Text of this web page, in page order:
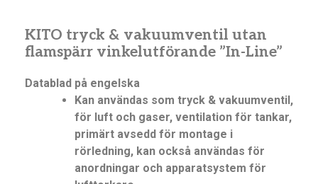
KITO tryck & vakuumventil utan
flamspärr vinkelutförande ”In-Line”
Datablad på engelska
Kan användas som tryck & vakuumventil,
för luft och gaser, ventilation för tankar,
primärt avsedd för montage i
rörledning, kan också användas för
anordningar och apparatsystem för